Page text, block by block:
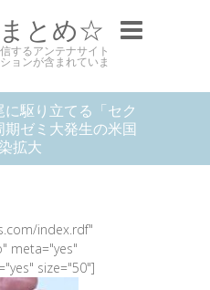
とめ☆
するアンテナサイト
ョンが含まれていま
駆り立てる「セク
期ゼミ大発生の米国
拡大
index.rdf"
meta="yes"
size="50"]